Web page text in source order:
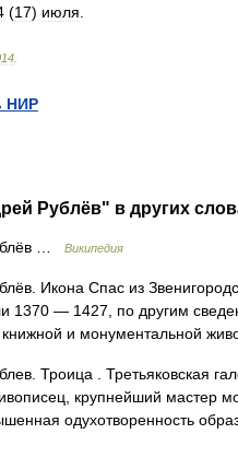
(17) июля
НИР
Рублёв" в других
… Википедия
Икона Спас из
1370 — 1427, по другим
книжной и монументальной
Троица . Третьяковская
крупнейший мастер
одухотворенность